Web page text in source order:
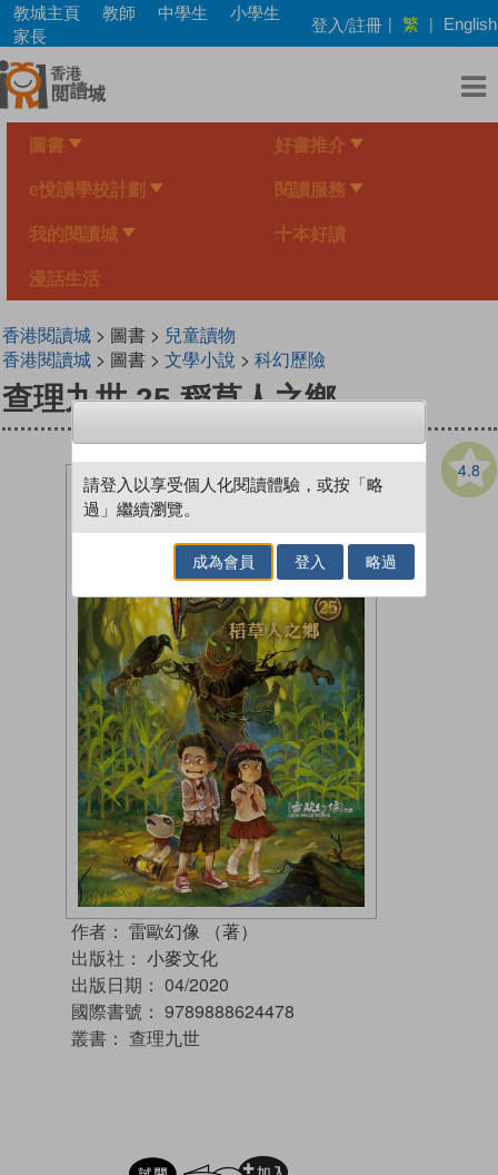
Skip
main
content
教城主頁 教師 中學生
小學生
家長
登入/註冊 | 繁 | English
圖書 好書推介
e悅讀學校計劃 閱讀服務
我的閱讀城 十本好讀
漫話生活
香港閱讀城> 圖書 > 兒童讀物
香港閱讀城> 圖書 > 文學小說 > 科幻歷險
查理九世 25 稻草人之鄉
4.8
作者： 雷歐幻像 （著）
出版社： 小麥文化
出版日期： 04/2020
國際書號： 9789888624478
叢書： 查理九世
試閲
請登入以享受個人化閱讀體驗，或按「略
過」繼續瀏覽。
成為會員 登入 略過